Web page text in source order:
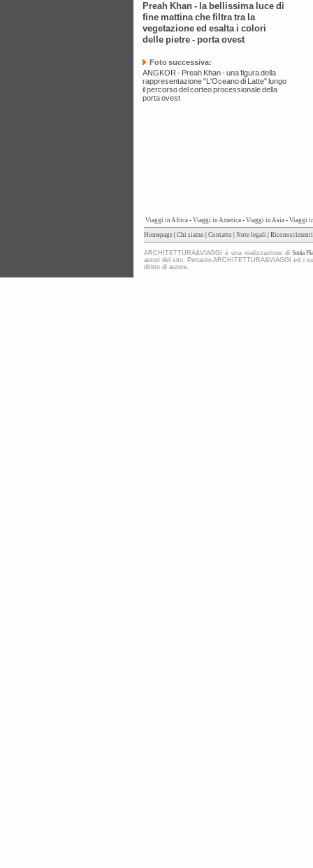
Preah Khan - la bellissima luce di
fine mattina che filtra tra la
vegetazione ed esalta i colori
delle pietre - porta ovest
Foto successiva:
ANGKOR - Preah Khan - una figura della
rappresentazione "L'Oceano di Latte" lungo
il percorso del corteo processionale della
porta ovest
Viaggi in Africa - Viaggi in America - Viaggi in Asia - Viaggi
Homepage Chi siamo Contatto Note legali Riconoscimenti
ARCHITETTURA&VIAGGI è una realizzazione diSonia
autori del sito. Pertanto ARCHITETTURA&VIAGGI ed i
diritto di autore.